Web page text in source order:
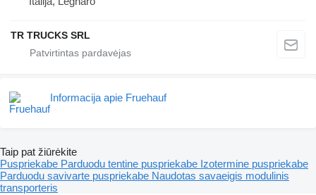
TR TRUCKS SRL
Informacija apie Fruehauf
Taip pat žiūrėkite
Puspriekabe Parduodu tentine puspriekabe Izotermine puspriekabe
Parduodu savivarte puspriekabe Naudotas savaeigis modulinis
transporteris